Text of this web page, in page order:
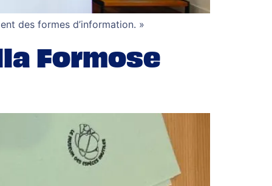
des formes d’information. »
Formose